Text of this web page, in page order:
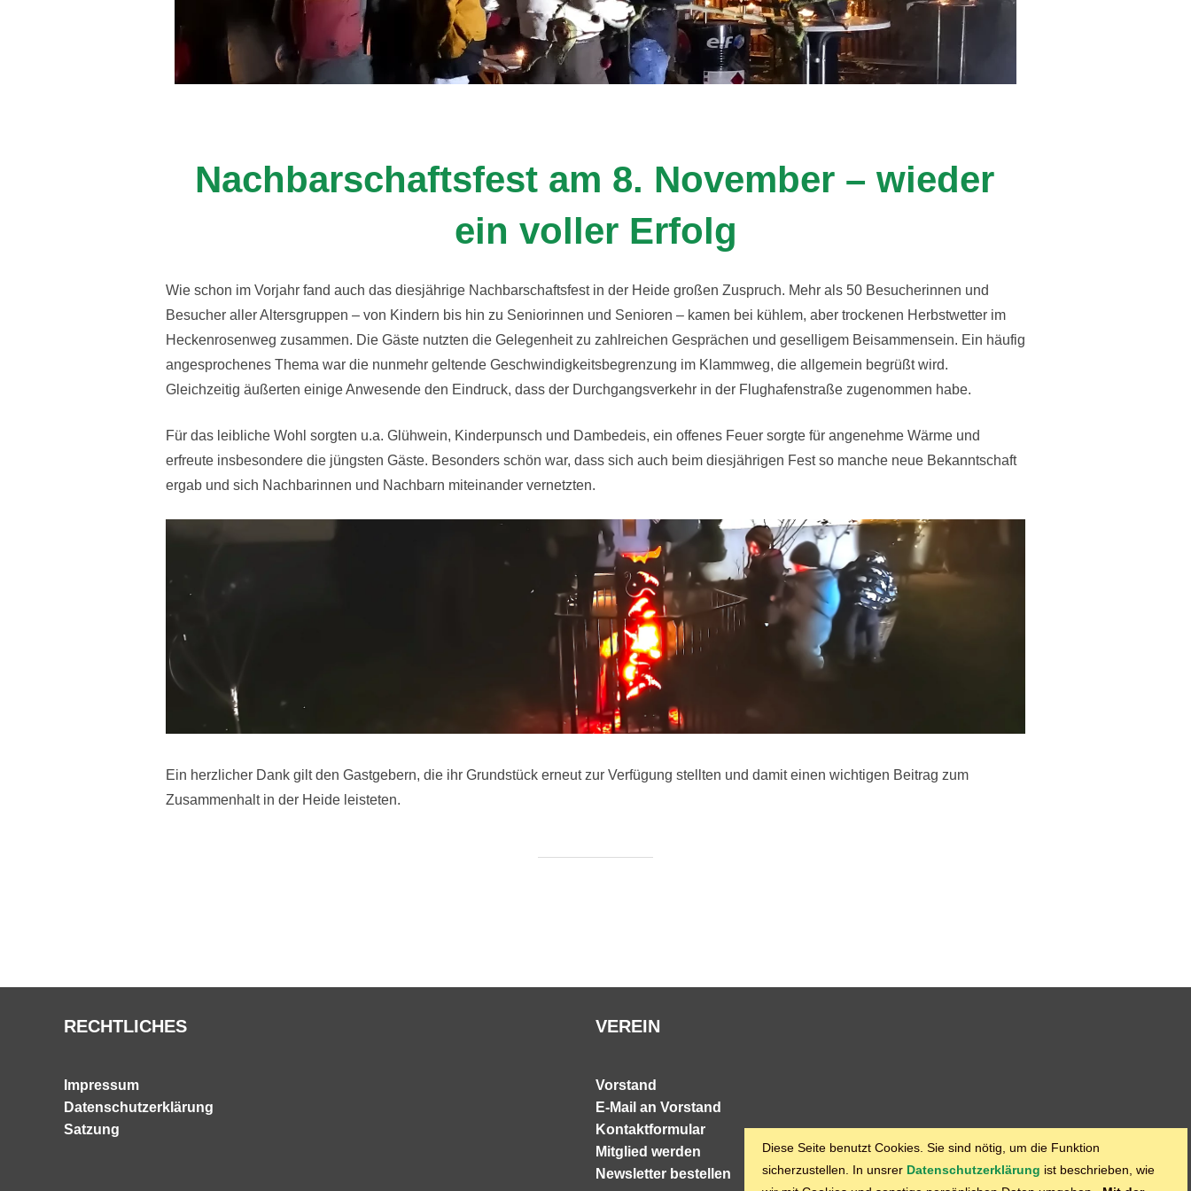
Nachbarschaftsfest am 8. November – wieder
ein voller Erfolg
Wie schon im Vorjahr fand auch das diesjährige Nachbarschaftsfest in der Heide großen Zuspruch. Mehr als 50 Besucherinnen und
Besucher aller Altersgruppen – von Kindern bis hin zu Seniorinnen und Senioren – kamen bei kühlem, aber trockenen Herbstwetter im
Heckenrosenweg zusammen. Die Gäste nutzten die Gelegenheit zu zahlreichen Gesprächen und geselligem Beisammensein. Ein häufig
angesprochenes Thema war die nunmehr geltende Geschwindigkeitsbegrenzung im Klammweg, die allgemein begrüßt wird.
Gleichzeitig äußerten einige Anwesende den Eindruck, dass der Durchgangsverkehr in der Flughafenstraße zugenommen habe.
Für das leibliche Wohl sorgten u.a. Glühwein, Kinderpunsch und Dambedeis, ein offenes Feuer sorgte für angenehme Wärme und
erfreute insbesondere die jüngsten Gäste. Besonders schön war, dass sich auch beim diesjährigen Fest so manche neue Bekanntschaft
ergab und sich Nachbarinnen und Nachbarn miteinander vernetzten.
Ein herzlicher Dank gilt den Gastgebern, die ihr Grundstück erneut zur Verfügung stellten und damit einen wichtigen Beitrag zum
Zusammenhalt in der Heide leisteten.
RECHTLICHES
Impressum
Datenschutzerklärung
Satzung
VEREIN
Vorstand
E-Mail an Vorstand
Kontaktformular
Mitglied werden
Newsletter bestellen
Diese Seite benutzt Cookies. Sie sind nötig, um die Funktion
sicherzustellen. In unsrer Datenschutzerklärung ist beschrieben, wie